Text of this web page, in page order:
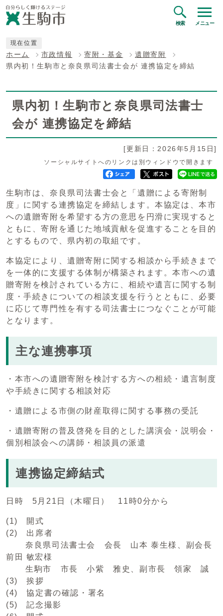
検索 メニュー
現在位置
ホーム 市政情報 寄附・基金
遺贈寄附
県内初！生駒市と奈良県司法書士会が 連携協定を締結
県内初！生駒市と奈良県司法書士
会が 連携協定を締結
[更新日：2026年5月15日]
ソーシャルサイトへのリンクは別ウィンドウで開きます
生駒市は、奈良県司法書士会と「遺贈による寄附制
度」に関する連携協定を締結します。本協定は、本市
への遺贈寄附を希望する方の意思を円滑に実現すると
ともに、寄附を通じた地域貢献を促進することを目的
とするもので、県内初の取組です。
本協定により、遺贈寄附に関する相談から手続きまで
を一体的に支援する体制が構築されます。本市への遺
贈寄附を検討されている方に、相続や遺言に関する制
度・手続きについての相談支援を行うとともに、必要
に応じて専門性を有する司法書士につなぐことが可能
となります。
主な連携事項
・本市への遺贈寄附を検討する方への相続・遺言制度
や手続きに関する相談対応
・遺贈による市側の財産取得に関する事務の受託
・遺贈寄附の普及啓発を目的とした講演会・説明会・
個別相談会への講師・相談員の派遣
連携協定締結式
日時 5月21日（木曜日） 11時0分から
(1) 開式
(2) 出席者
奈良県司法書士会 会長 山本 泰生様、副会長
前田 敏宏様
生駒市 市長 小紫 雅史、副市長 領家 誠
(3) 挨拶
(4) 協定書の確認・署名
(5) 記念撮影